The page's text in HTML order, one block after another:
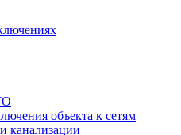
объекта к сетям
канализации